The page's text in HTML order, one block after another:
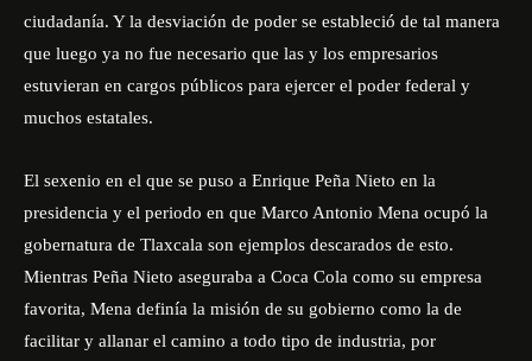
ciudadanía. Y la desviación de poder se estableció de tal manera
que luego ya no fue necesario que las y los empresarios
estuvieran en cargos públicos para ejercer el poder federal y
muchos estatales.
El sexenio en el que se puso a Enrique Peña Nieto en la
presidencia y el periodo en que Marco Antonio Mena ocupó la
gobernatura de Tlaxcala son ejemplos descarados de esto.
Mientras Peña Nieto aseguraba a Coca Cola como su empresa
favorita, Mena definía la misión de su gobierno como la de
facilitar y allanar el camino a todo tipo de industria, por